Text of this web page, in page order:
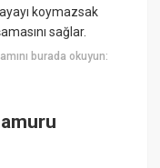
koymazsak
sağlar.
burada okuyun: